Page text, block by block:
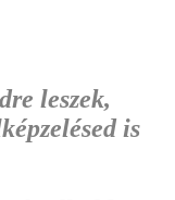
leszek,
is